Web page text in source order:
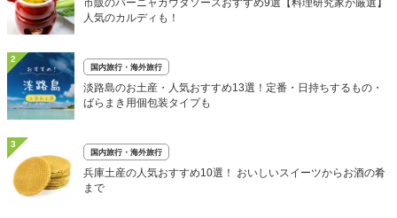
市販のバーニャカウダソースおすすめ9選【料理研究家が厳選】
人気のカルディも！
2
国内旅行・海外旅行
淡路島のお土産・人気おすすめ13選！定番・日持ちするもの・
ばらまき用個包装タイプも
3
国内旅行・海外旅行
兵庫土産の人気おすすめ10選！ おいしいスイーツからお酒の肴
まで